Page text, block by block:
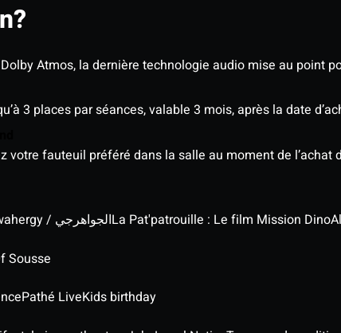
Atmos, la dernière technologie audio mise au point
3 places par séances, valable 3 mois, après la date
votre fauteuil préféré dans la salle au moment de l’achat
El Gawahergy / الجواهرجيLa Pat'patrouille : Le film Mission Dino
Sousse
Pathé LiveKids birthday